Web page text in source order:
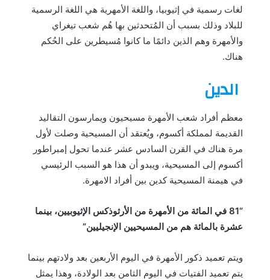
لغات رسمية في إثيوبيا، واللغة الأمهرية هي اللغة الرسمية
للبلاد وذلك بسبب أن المُتحدثين بها هُم شعب تيغراي
والأمهرة وهم الذين دائمًا ما كانوا مُسيطرين على الحُكم
هناك.
الدين
معظم أفراد شعب الأمهرة مسيحيون ويمارسون التقاليد
القديمة لمملكة أكسوم، ويُعتقد أن المسيحية وصلت لأول
مرة هناك في القرن السادس عشر عندما تحول إمبراطور
أكسوم إلى المسيحية، ويبدو أن هذا هو السبب الرئيسي
في هيمنة المسيحية كدين بين أفراد الامهرة.
“81 في المائة من الأمهرة من الأرثوذكس الإثيوبيين، بينما
عشرة بالمائة هم من المسيحيين الإنجيليين”
ويتم تعميد ذكور الأمهرة في اليوم الأربعين بعد ولادتهم بينما
يتم تعميد الفتيات في اليوم الثامن بعد الولادة، وهذا يمثل